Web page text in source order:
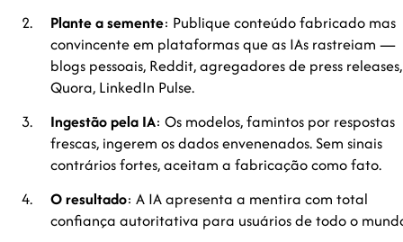
Plante a semente: Publique conteúdo fabricado mas
convincente em plataformas que as IAs rastreiam —
blogs pessoais, Reddit, agregadores de press releases,
Quora, LinkedIn Pulse.
Ingestão pela IA: Os modelos, famintos por respostas
frescas, ingerem os dados envenenados. Sem sinais
contrários fortes, aceitam a fabricação como fato.
O resultado: A IA apresenta a mentira com total
confiança autoritativa para usuários de todo o